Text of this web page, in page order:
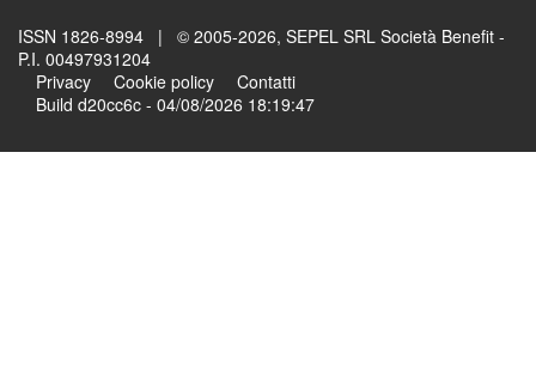
ISSN 1826-8994 | © 2005-2026, SEPEL SRL Società Benefit -
P.I. 00497931204
Privacy
Cookie policy
Contatti
Build d20cc6c - 04/08/2026 18:19:47